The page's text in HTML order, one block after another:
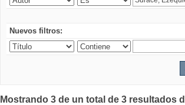
Nuevos filtros:
Mostrando 3 de un total de 3 resultados